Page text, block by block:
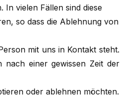
In vielen Fällen sind diese
so dass die Ablehnung von
mit uns in Kontakt steht.
nach einer gewissen Zeit der
oder ablehnen möchten.